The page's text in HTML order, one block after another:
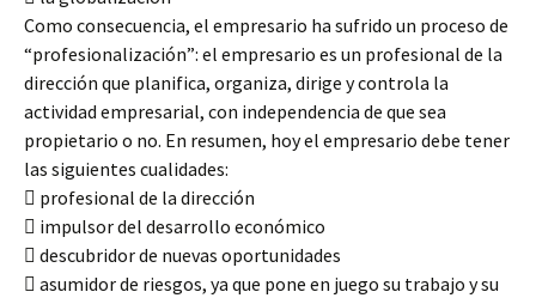
Como consecuencia, el empresario ha sufrido un proceso de
“profesionalización”: el empresario es un profesional de la
dirección que planifica, organiza, dirige y controla la
actividad empresarial, con independencia de que sea
propietario o no. En resumen, hoy el empresario debe tener
las siguientes cualidades:
 profesional de la dirección
 impulsor del desarrollo económico
 descubridor de nuevas oportunidades
 asumidor de riesgos, ya que pone en juego su trabajo y su